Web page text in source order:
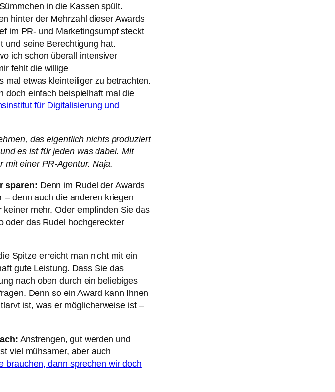
in die Kassen spült.
hinter der Mehrzahl dieser Awards
im PR- und Marketingsumpf steckt
und seine Berechtigung hat.
ich schon überall intensiver
fehlt die willige
mal etwas kleinteiliger zu betrachten.
doch einfach beispielhaft mal die
für Digitalisierung und
das eigentlich nichts produziert
es ist für jeden was dabei. Mit
mit einer PR-Agentur. Naja.
sparen: Denn im Rudel der Awards
– denn auch die anderen kriegen
mehr. Oder empfinden Sie das
oder das Rudel hochgereckter
Spitze erreicht man nicht mit ein
gute Leistung. Dass Sie das
nach oben durch ein beliebiges
Denn so ein Award kann Ihnen
ist, was er möglicherweise ist –
Anstrengen, gut werden und
viel mühsamer, aber auch
brauchen, dann sprechen wir doch